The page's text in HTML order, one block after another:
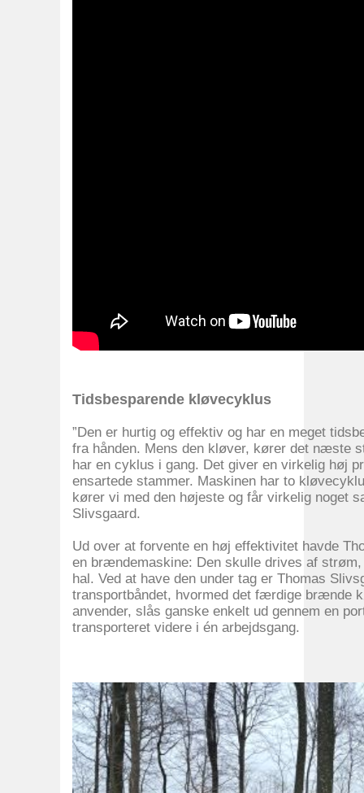
Tidsbesparende kløvecyklus
”Den er hurtig og effektiv og har en meget
fra hånden. Mens den kløver, kører det næste
har en cyklus i gang. Det giver en virkelig høj
ensartede stammer. Maskinen har to
kører vi med den højeste og får virkelig noget
Slivsgaard.
Ud over at forvente en høj effektivitet havde
en brændemaskine: Den skulle drives af
hal. Ved at have den under tag er Thomas
transportbåndet, hvormed det færdige brænde
anvender, slås ganske enkelt ud gennem en
transporteret videre i én arbejdsgang.